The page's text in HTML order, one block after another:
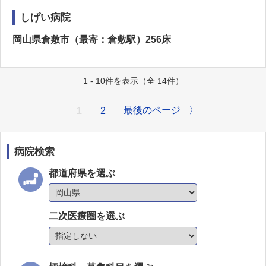
しげい病院
岡山県倉敷市（最寄：倉敷駅）256床
1 - 10件を表示（全 14件）
2 最後のページ 〉
病院検索
都道府県を選ぶ
二次医療圏を選ぶ